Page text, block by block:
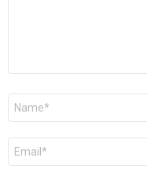
Name
E-
Mail
*